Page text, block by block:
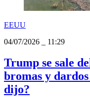
EEUU
04/07/2026
11:29
Trump se sale
bromas y
dijo?